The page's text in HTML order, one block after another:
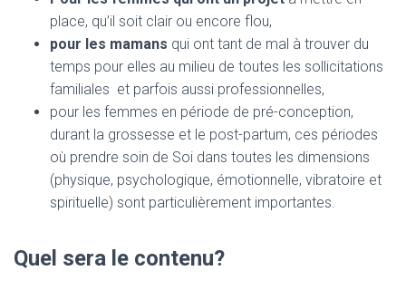
place, qu’il soit clair ou encore flou,
pour les mamans qui ont tant de mal à trouver du
temps pour elles au milieu de toutes les sollicitations
familiales et parfois aussi professionnelles,
pour les femmes en période de pré-conception,
durant la grossesse et le post-partum, ces périodes
où prendre soin de Soi dans toutes les dimensions
(physique, psychologique, émotionnelle, vibratoire et
spirituelle) sont particulièrement importantes.
Quel sera le contenu?